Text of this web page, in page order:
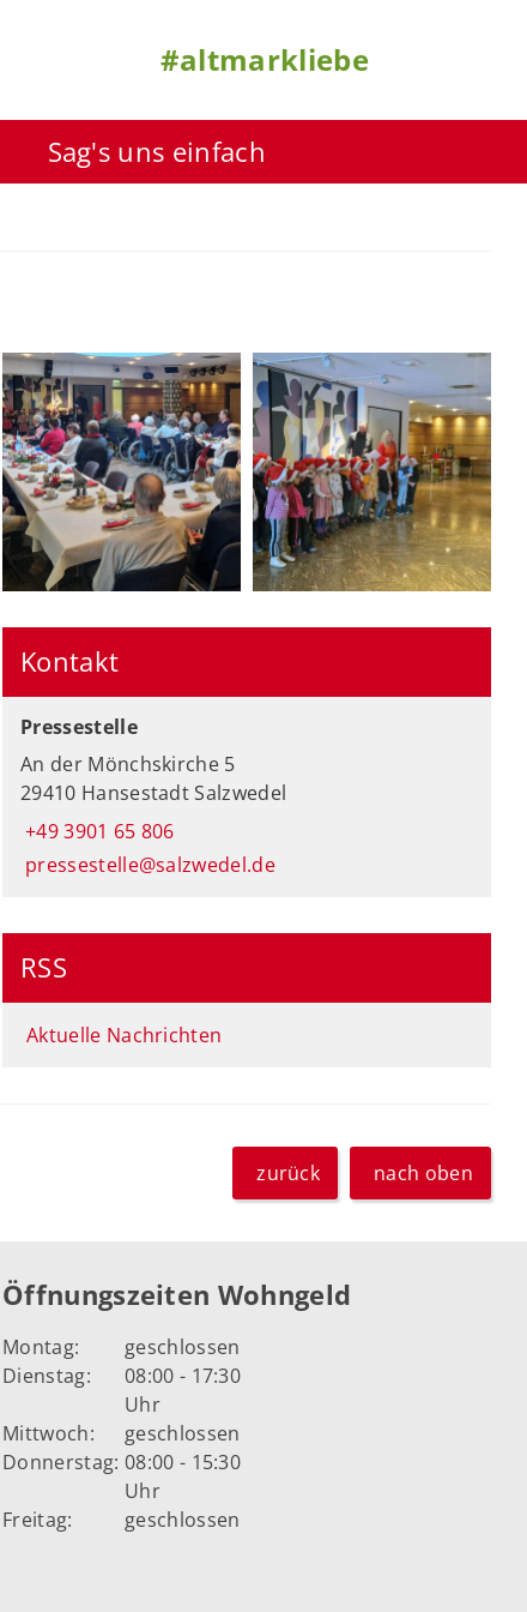
#altmarkliebe
Sag's uns einfach
Kontakt
Pressestelle
An der Mönchskirche 5
29410 Hansestadt Salzwedel
+49 3901 65 806
pressestelle@salzwedel.de
RSS
Aktuelle Nachrichten
zurück nach oben
Öffnungszeiten Wohngeld
Montag:
geschlossen
Dienstag:
08:00 - 17:30
Uhr
Mittwoch:
geschlossen
Donnerstag: 08:00 - 15:30
Uhr
Freitag:
geschlossen